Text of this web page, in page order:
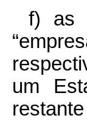
f) as
um